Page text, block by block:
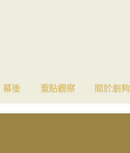
幕後 重點觀察 關於劇夠